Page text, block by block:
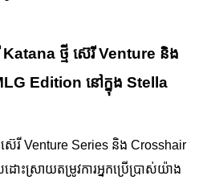
Katana ថ្មី ស៊េរី Venture និង
Edition នៅក្នុង Stella
េរី Venture Series និង Crosshair
ះស្រាយតម្រូវការអ្នកប្រើប្រាស់យ៉ាង